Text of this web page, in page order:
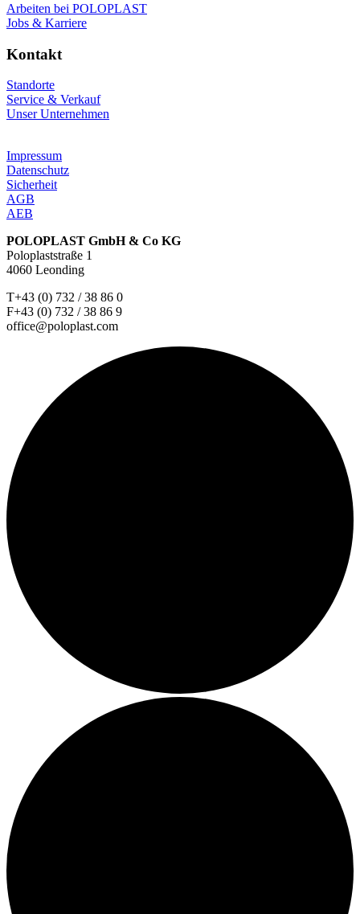
Arbeiten bei POLOPLAST
Jobs & Karriere
Kontakt
Standorte
Service & Verkauf
Unser Unternehmen
Impressum
Datenschutz
Sicherheit
AGB
AEB
POLOPLAST GmbH & Co KG
Poloplaststraße 1
4060 Leonding
T+43 (0) 732 / 38 86 0
F+43 (0) 732 / 38 86 9
office@poloplast.com